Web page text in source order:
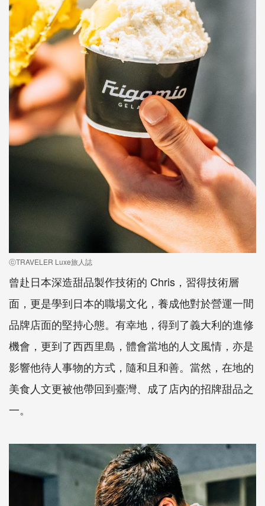
ⓒTRAVELER Luxe旅人誌
曾赴日本深造甜品製作技術的 Chris，習得技術層
面，更是學到日本的職場文化，養成他對於營運一間
品牌店面的堅持心態。有幸地，得到了義大利的進修
機會，更到了西西里島，體會當地的人文風情，亦是
影響他待人事物的方式，隨和且和善。當然，在地的
美食人文更被他帶回到臺灣、成了店內的招牌甜品之
一。